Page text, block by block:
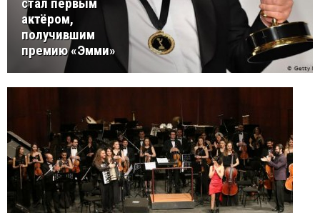
стал первым
актёром,
получившим
премию «Эмми»